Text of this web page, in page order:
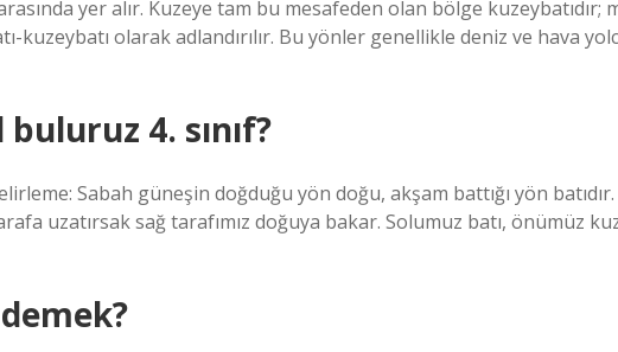
yer alır. Kuzeye tam bu mesafeden olan bölge kuzeybatıdır;
kuzeybatı olarak adlandırılır. Bu yönler genellikle deniz ve hava
4. sınıf?
Sabah güneşin doğduğu yön doğu, akşam battığı yön batıdır.
uzatırsak sağ tarafımız doğuya bakar. Solumuz batı, önümüz